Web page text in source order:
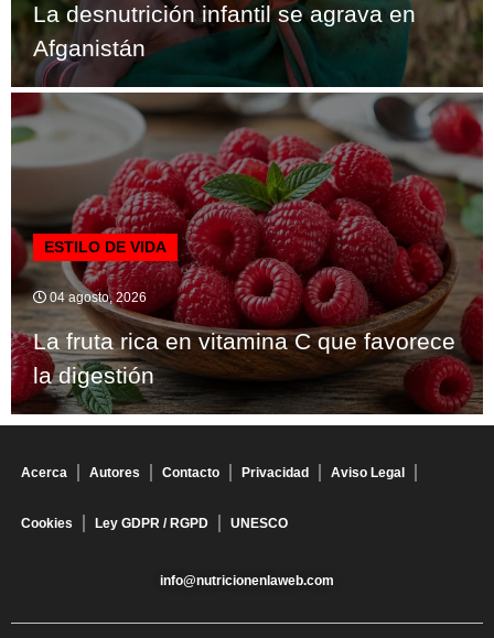
La desnutrición infantil se agrava en
Afganistán
ESTILO DE VIDA
04 agosto, 2026
La fruta rica en vitamina C que favorece
la digestión
Acerca Autores Contacto Privacidad Aviso Legal
Cookies Ley GDPR / RGPD UNESCO
info@nutricionenlaweb.com